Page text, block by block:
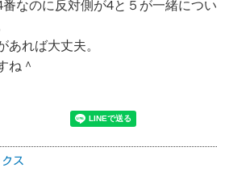
なのに反対側が4と５が一緒につい
あれば大丈夫。
ね＾
クス